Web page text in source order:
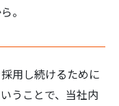
。
用し続けるために
うことで、当社内